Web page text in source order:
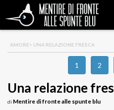
AMORE> UNA RELAZIONE FRESCA
1 2
Una relazione
di Mentire di fronte alle spunte blu